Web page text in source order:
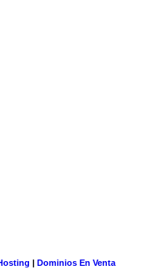
| Dominios En Venta